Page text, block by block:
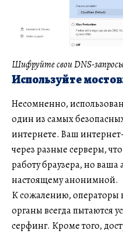
Шифруйте свои DNS-
Используйте
Несомненно,
один из самых
интернете. Ваш
через разные серверы,
работу браузера, но ваша
настоящему анонимной.
К сожалению, операторы
органы всегда пытаются
серфинг. Кроме того,